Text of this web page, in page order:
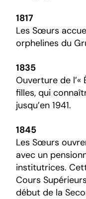
1817
Les Sœurs
orphelines du
1835
Ouverture de l’«
filles, qui
jusqu’en 1941.
1845
Les Sœurs
avec un
institutrices.
Cours
début de la